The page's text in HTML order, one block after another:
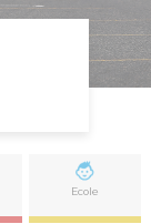
Ecole